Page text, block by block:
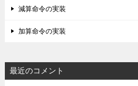
減算命令の実装
加算命令の実装
最近のコメント